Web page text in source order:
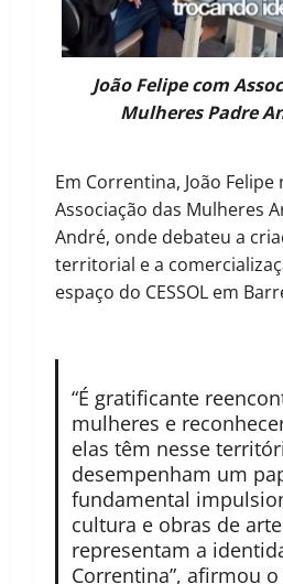
João Felipe com
Mulheres Padre
Em Correntina, João
Associação das Mulheres
André, onde debateu a
territorial e a
espaço do CESSOL em
“É gratificante
mulheres e
elas têm nesse
desempenham um
fundamental
cultura e obras de
representam a
Correntina”, afirmou